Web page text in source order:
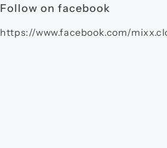
Follow on facebook
https://www.facebook.com/